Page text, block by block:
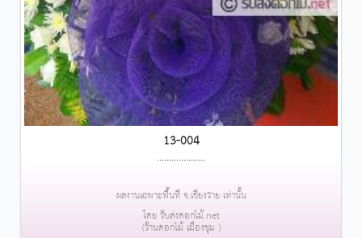
13-004
....................
ผลงานเฉพาะพื้นที่ จ.เชียงราย เท่านั้น
โดย รับส่งดอกไม้.net
(ร้านดอกไม้ เมืองชุม )